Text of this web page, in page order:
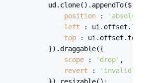
						ud.clone().appendTo($(
position :
left :
top : ui.offset.top
						}).draggable({
scope : 'drop' ,
revert :
'invalid'